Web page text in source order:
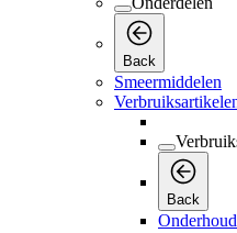
Back
Smeermiddelen
Back